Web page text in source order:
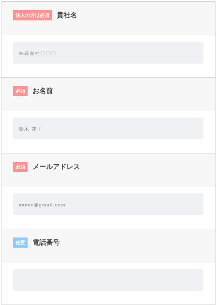
法人の方は必須 貴社名
必須 お名前
必須 メールアドレス
任意 電話番号